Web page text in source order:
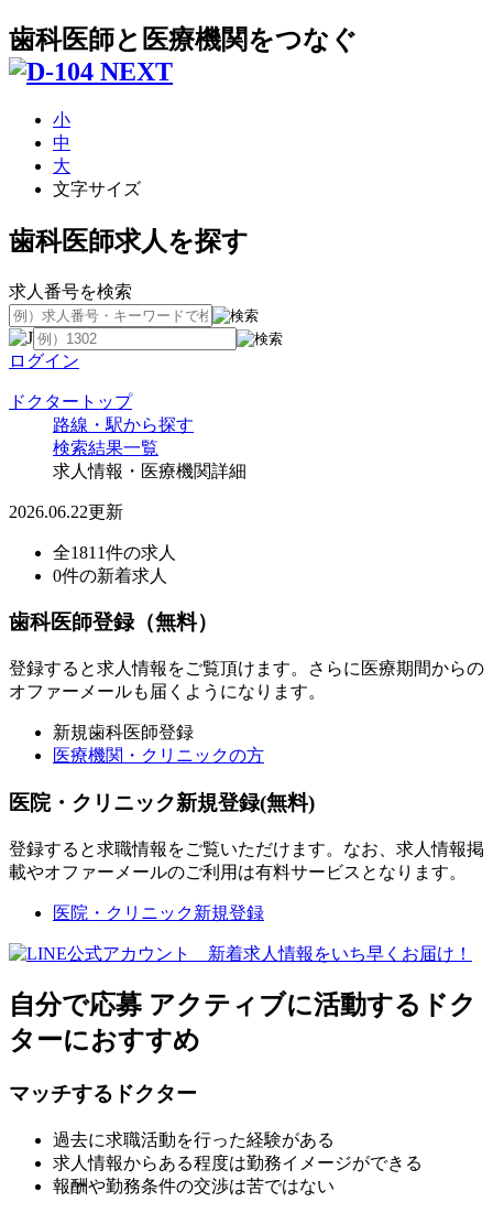
歯科医師と医療機関をつなぐ
小
中
大
文字サイズ
歯科医師求人を探す
求人番号を検索
ログイン
ドクタートップ
路線・駅から探す
検索結果一覧
求人情報・医療機関詳細
2026.06.22更新
全1811件の求人
0件の新着求人
歯科医師登録（無料）
登録すると求人情報をご覧頂けます。さらに医療期間からの
オファーメールも届くようになります。
新規歯科医師登録
医療機関・クリニックの方
医院・クリニック新規登録(無料)
登録すると求職情報をご覧いただけます。なお、求人情報掲
載やオファーメールのご利用は有料サービスとなります。
医院・クリニック新規登録
自分で応募 アクティブに活動するドク
ターにおすすめ
マッチするドクター
過去に求職活動を行った経験がある
求人情報からある程度は勤務イメージができる
報酬や勤務条件の交渉は苦ではない